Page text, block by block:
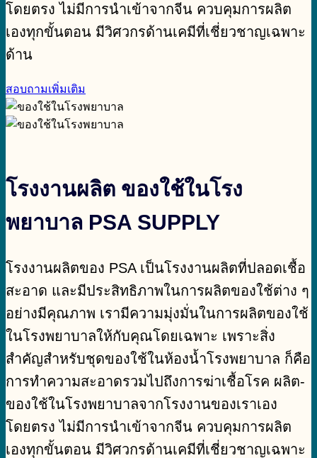
โดยตรง ไม่มีการนำเข้าจากจีน ควบคุมการผลิต
เองทุกขั้นตอน มีวิศวกรด้านเคมีที่เชี่ยวชาญเฉพาะ
ด้าน
สอบถามเพิ่มเติม
โรงงานผลิต ของใช้ในโรง
พยาบาล PSA SUPPLY
โรงงานผลิตของ PSA เป็นโรงงานผลิตที่ปลอดเชื้อ
สะอาด และมีประสิทธิภาพในการผลิตของใช้ต่าง ๆ
อย่างมีคุณภาพ เรามีความมุ่งมั่นในการผลิตของใช้
ในโรงพยาบาลให้กับคุณโดยเฉพาะ เพราะสิ่ง
สำคัญสำหรับชุดของใช้ในห้องน้ำโรงพยาบาล ก็คือ
การทำความสะอาดรวมไปถึงการฆ่าเชื้อโรค ผลิต-
ของใช้ในโรงพยาบาลจากโรงงานของเราเอง
โดยตรง ไม่มีการนำเข้าจากจีน ควบคุมการผลิต
เองทุกขั้นตอน มีวิศวกรด้านเคมีที่เชี่ยวชาญเฉพาะ